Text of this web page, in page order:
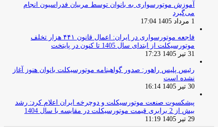
آموزش موتورسواری به بانوان توسط مربیان فدراسیون انجام
می‌گیرد
1 مرداد 1405 17:04
فاجعه موتورسواری در ایران: اعمال قانون ۴۴۱ هزار تخلف
موتورسیکلت از ابتدای سال 1405 تا کنون در پایتخت
31 تیر 1405 17:23
رئیس پلیس راهور: صدور گواهینامه موتورسیکلت بانوان هنوز آغاز
نشده است
30 تیر 1405 16:14
پیشکسوت صنعت موتورسیکلت و دوچرخه ایران اعلام کرد: رشد
بیش از 2 برابری قیمت موتورسیکلت در مقایسه با سال 1404
29 تیر 1405 11:19